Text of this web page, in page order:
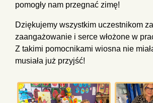
pomogły nam przegnać zimę! ️
Dziękujemy wszystkim uczestnikom za
zaangażowanie i serce włożone w
Z takimi pomocnikami wiosna nie
musiała już przyjść!